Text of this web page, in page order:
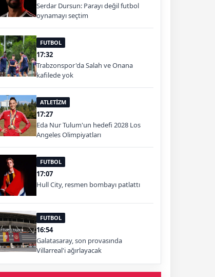
Serdar Dursun: Parayı değil futbol
oynamayı seçtim
FUTBOL
17:32
Trabzonspor'da Salah ve Onana
kafilede yok
ATLETİZM
17:27
Eda Nur Tulum'un hedefi 2028 Los
Angeles Olimpiyatları
FUTBOL
17:07
Hull City, resmen bombayı patlattı
FUTBOL
16:54
Galatasaray, son provasında
Villarreal'i ağırlayacak